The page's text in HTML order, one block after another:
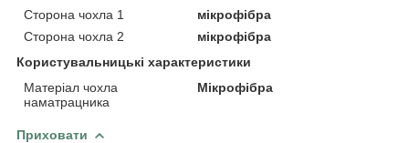
Сторона чохла 1
мікрофібра
Сторона чохла 2
мікрофібра
Користувальницькі характеристики
Матеріал чохла
наматрацника
Мікрофібра
Приховати